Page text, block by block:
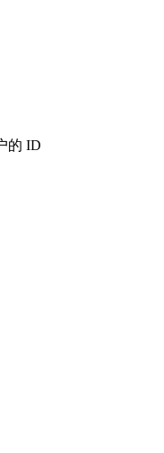
的 ID